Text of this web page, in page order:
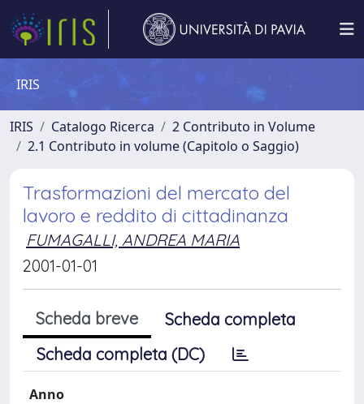
IRIS
IRIS Catalogo Ricerca
2 Contributo in Volume
2.1 Contributo in volume (Capitolo o Saggio)
Trasformazioni del mercato del
lavoro e reddito di cittadinanza
FUMAGALLI, ANDREA MARIA
2001-01-01
Scheda breve
Scheda completa
Scheda completa (DC)
Anno